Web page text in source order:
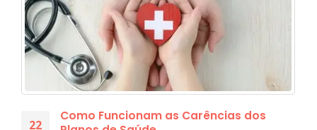
22
Como Funcionam as Carências dos